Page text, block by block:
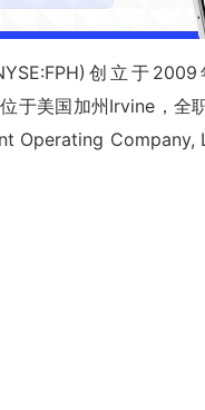
创立于
于美国加州Irvine，全
Operating Company,